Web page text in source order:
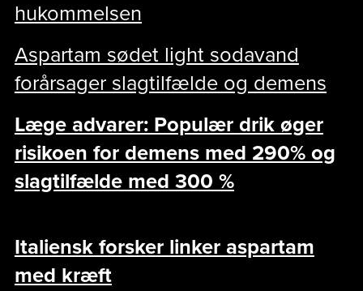
hukommelsen
Aspartam sødet light sodavand
forårsager slagtilfælde og demens
Læge advarer: Populær drik øger
risikoen for demens med 290% og
slagtilfælde med 300 %
Italiensk forsker linker aspartam
med kræft